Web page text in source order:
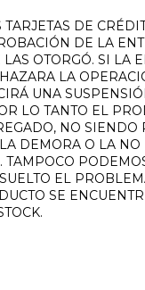
TARJETAS DE
DE LA
OTORGÓ. SI LA
LA
UNA
LO TANTO EL
NO SIENDO
DEMORA O LA NO
TAMPOCO
EL
SE